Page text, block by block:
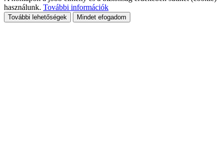
használunk. További információk
További lehetőségek Mindet efogadom